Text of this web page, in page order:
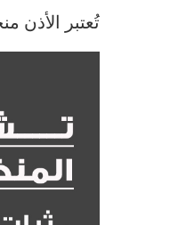
تُعتبر الأذن